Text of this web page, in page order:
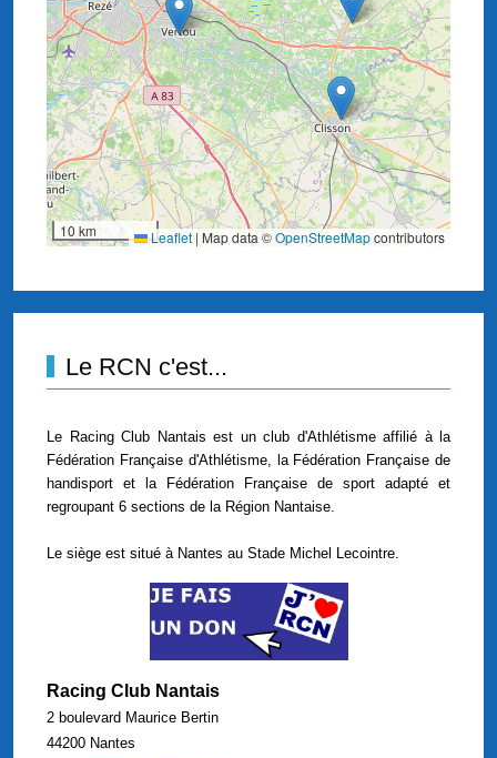
10 km Leaflet | Map data ©OpenStreetMapcontributors
Le RCN c'est...
Le Racing Club Nantais est un club d'Athlétisme affilié à la
Fédération Française d'Athlétisme, la Fédération Française de
handisport et la Fédération Française de sport adapté et
regroupant 6 sections de la Région Nantaise.
Le siège est situé à Nantes au Stade Michel Lecointre.
Racing Club Nantais
2 boulevard Maurice Bertin
44200 Nantes